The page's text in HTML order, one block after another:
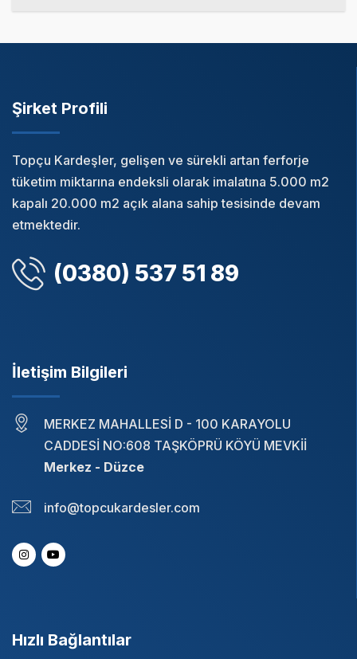
Şirket Profili
Topçu Kardeşler, gelişen ve sürekli artan ferforje
tüketim miktarına endeksli olarak imalatına 5.000 m2
kapalı 20.000 m2 açık alana sahip tesisinde devam
etmektedir.
(0380) 537 51 89
İletişim Bilgileri
MERKEZ MAHALLESİ D - 100 KARAYOLU
CADDESİ NO:608 TAŞKÖPRÜ KÖYÜ MEVKİİ
Merkez - Düzce
info@topcukardesler.com
Hızlı Bağlantılar